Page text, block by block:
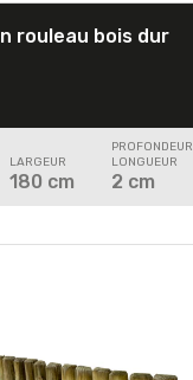
rouleau bois dur
LARGEUR
180 cm
PROFONDEUR
LONGUEUR
2 cm